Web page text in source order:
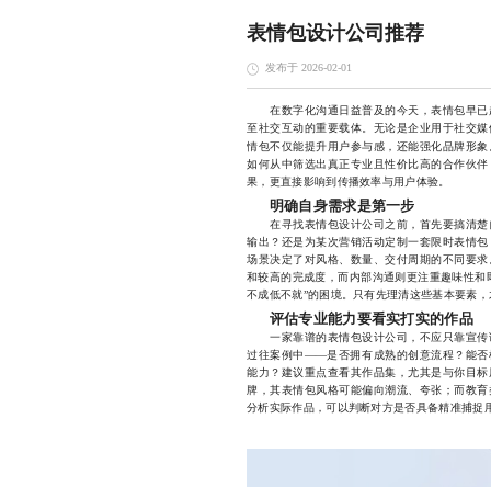
表情包设计公司推荐
发布于 2026-02-01
在数字化沟通日益普及的今天，表情包早已
至社交互动的重要载体。无论是企业用于社交
情包不仅能提升用户参与感，还能强化品牌形
如何从中筛选出真正专业且性价比高的合作伙
果，更直接影响到传播效率与用户体验。
明确自身需求是第一步
在寻找表情包设计公司之前，首先要搞清楚
输出？还是为某次营销活动定制一套限时表情
场景决定了对风格、数量、交付周期的不同要
和较高的完成度，而内部沟通则更注重趣味性
不成低不就”的困境。只有先理清这些基本要素
评估专业能力要看实打实的作品
一家靠谱的表情包设计公司，不应只靠宣传
过往案例中——是否拥有成熟的创意流程？能否
能力？建议重点查看其作品集，尤其是与你目
牌，其表情包风格可能偏向潮流、夸张；而教
分析实际作品，可以判断对方是否具备精准捕捉